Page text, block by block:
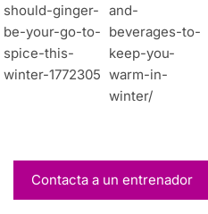
should-ginger-
be-your-go-to-
spice-this-
winter-1772305
and-
beverages-to-
keep-you-
warm-in-
winter/
Contacta a un entrenador